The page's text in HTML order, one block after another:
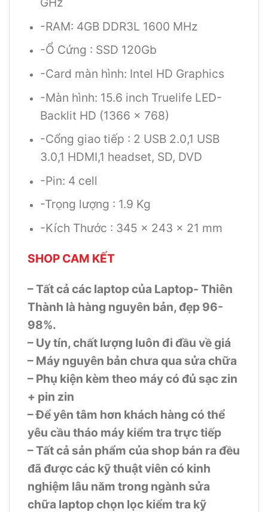
-RAM: 4GB DDR3L 1600 MHz
-Ổ Cứng : SSD 120Gb
-Card màn hình: Intel HD Graphics
-Màn hình: 15.6 inch Truelife LED-
Backlit HD (1366 x 768)
-Cổng giao tiếp : 2 USB 2.0,1 USB
3.0,1 HDMI,1 headset, SD, DVD
-Pin: 4 cell
-Trọng lượng : 1.9 Kg
-Kích Thước : 345 x 243 x 21 mm
SHOP CAM KẾT
– Tất cả các laptop của Laptop- Thiên
Thành là hàng nguyên bản, đẹp 96-
98%.
– Uy tín, chất lượng luôn đi đầu về giá
– Máy nguyên bản chưa qua sửa chữa
– Phụ kiện kèm theo máy có đủ sạc zin
+ pin zin
– Để yên tâm hơn khách hàng có thể
yêu cầu tháo máy kiểm tra trực tiếp
– Tất cả sản phẩm của shop bán ra đều
đã được các kỹ thuật viên có kinh
nghiệm lâu năm trong ngành sửa
chữa laptop chọn lọc kiểm tra kỹ